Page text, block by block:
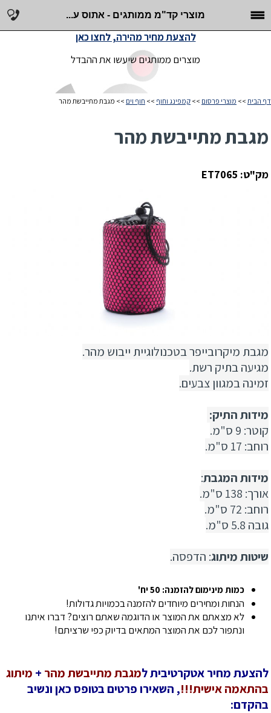
מוצרי קד"מ ממותגים - אתוס ע...
מוצרים ממותגים שיעשו את ההבדל
להצעת מחיר מהירה, לחצו כאן
דף הבית >> מוצרי פרסום >> קמפינג וחוף >> חוף וים >> מגבת מתייבשת מהר
מגבת מתייבשת מהר
מק"ט: ET7065
מגבת מיקרובייפר בטכנולוגיית ייבוש מהר.
מגיעה בתיק רשת.
זמינה במגוון צבעים.
מידות התיק:
קוטר: 9 ס"מ.
רוחב: 17 ס"מ.
מידות המגבת:
אורך: 138 ס"מ.
רוחב: 72 ס"מ.
גובה 5.8 ס"מ.
שיטות מיתוג: הדפסה.
כמות מינימום להזמנה: 50 יח'
הנחות ומחירים מיוחדים להזמנה בכמויות גדולות!
לא מצאתם את המוצר או הדוגמה שאתם רוצים? דברו איתנו
ונתפור לכם את המוצר המתאים בדיוק כפי שרציתם!
להצעת מחיר אטקרטיבית למגבת מתייבשת מהר + מיתוג
בהתאמה אישית!!!, השאירו פרטים בטופס כאן ונשיב
בהקדם: